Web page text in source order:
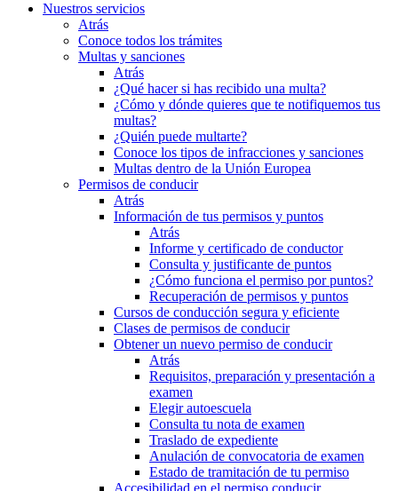
Nuestros servicios
Atrás
Conoce todos los trámites
Multas y sanciones
Atrás
¿Qué hacer si has recibido una multa?
¿Cómo y dónde quieres que te notifiquemos tus
multas?
¿Quién puede multarte?
Conoce los tipos de infracciones y sanciones
Multas dentro de la Unión Europea
Permisos de conducir
Atrás
Información de tus permisos y puntos
Atrás
Informe y certificado de conductor
Consulta y justificante de puntos
¿Cómo funciona el permiso por puntos?
Recuperación de permisos y puntos
Cursos de conducción segura y eficiente
Clases de permisos de conducir
Obtener un nuevo permiso de conducir
Atrás
Requisitos, preparación y presentación a
examen
Elegir autoescuela
Consulta tu nota de examen
Traslado de expediente
Anulación de convocatoria de examen
Estado de tramitación de tu permiso